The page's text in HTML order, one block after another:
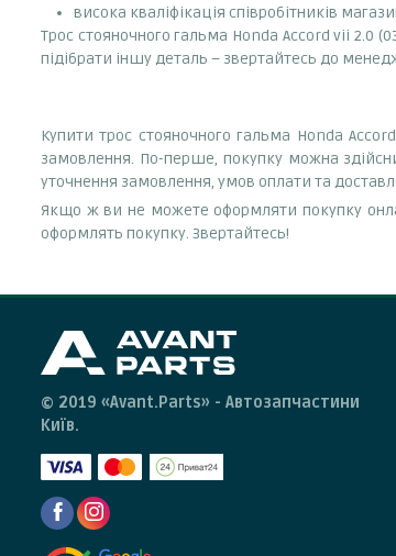
висока кваліфікація співробітників
Трос стояночного гальма Honda Accord vii 2.0
підібрати іншу деталь – звертайтесь до
Купити трос стояночного гальма Honda
замовлення. По-перше, покупку можна
уточнення замовлення, умов оплати та
Якщо ж ви не можете оформляти покупку
оформлять покупку. Звертайтесь!
© 2019 «Avant.Parts» - Автозапчастини
Київ.